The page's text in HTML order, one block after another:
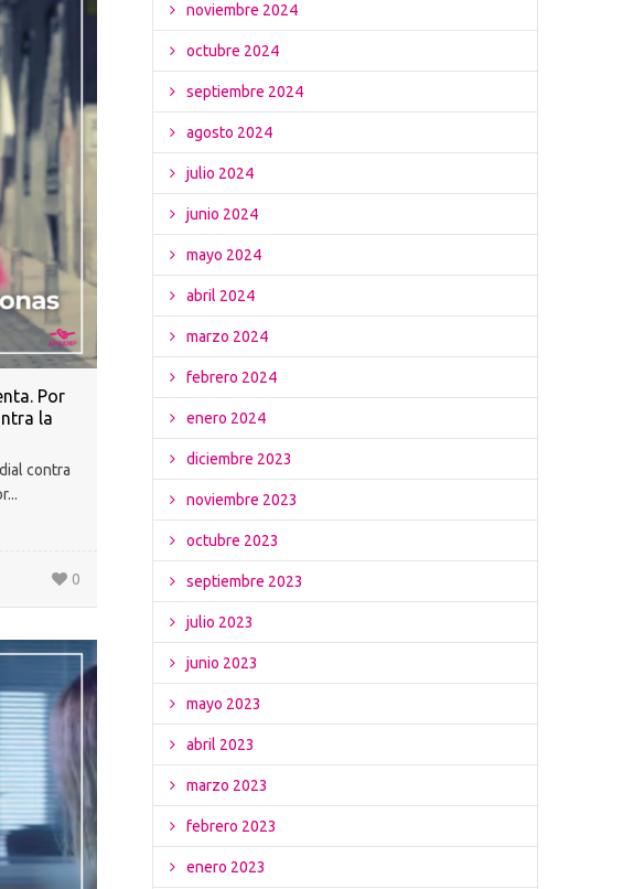
Por
la
contra
0
noviembre 2024
octubre 2024
septiembre 2024
agosto 2024
julio 2024
junio 2024
mayo 2024
abril 2024
marzo 2024
febrero 2024
enero 2024
diciembre 2023
noviembre 2023
octubre 2023
septiembre 2023
julio 2023
junio 2023
mayo 2023
abril 2023
marzo 2023
febrero 2023
enero 2023